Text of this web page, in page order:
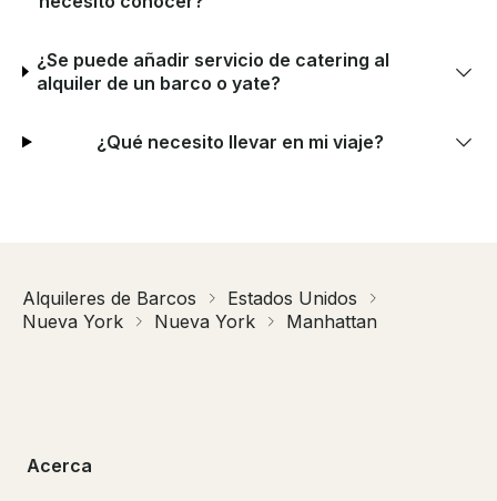
¿Se puede añadir servicio de catering al
alquiler de un barco o yate?
¿Qué necesito llevar en mi viaje?
Alquileres de Barcos
Estados Unidos
Nueva York
Nueva York Manhattan
Acerca